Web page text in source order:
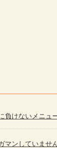
負けないメニュ
マンしていませ